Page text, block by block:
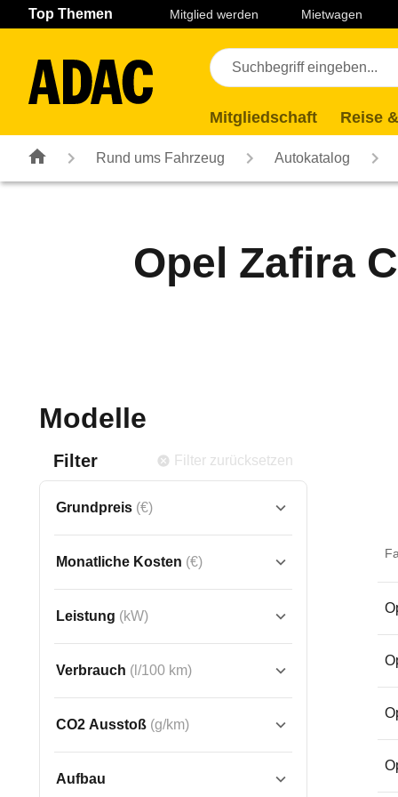
Navigation Seiteninhalt Fußzeile
Top Themen Mitglied werden Mietwagen
Mitgliedschaft Reise
Rund ums Fahrzeug Autokatalog
Opel Zafira C
Modelle
Filter Filter zurücksetzen
Grundpreis (€)
Monatliche Kosten (€)
Leistung (kW)
Verbrauch (l/100 km)
CO2 Ausstoß (g/km)
Aufbau